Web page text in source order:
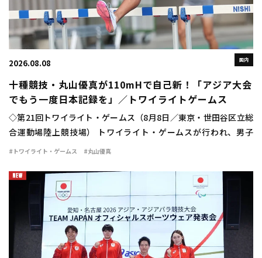
国内
2026.08.08
十種競技・丸山優真が110mHで自己新！「アジア大会
でもう一度日本記録を」／トワイライトゲームス
◇第21回トワイライト・ゲームス（8月8日／東京・世田谷区立総
合運動場陸上競技場） トワイライト・ゲームスが行われ、男子
110mハードルに十種競技日本記録保持者の丸山優真（住友電工）
#トワイライト・ゲームス #丸山優真